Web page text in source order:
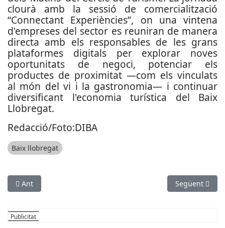
clourà amb la sessió de comercialització
“Connectant Experiències”, on una vintena
d'empreses del sector es reuniran de manera
directa amb els responsables de les grans
plataformes digitals per explorar noves
oportunitats de negoci, potenciar els
productes de proximitat —com els vinculats
al món del vi i la gastronomia— i continuar
diversificant l'economia turística del Baix
Llobregat.
Redacció/Foto:DIBA
Baix llobregat
Article anterior: Esport, cultura i valors: el lleure educatiu
Ant Article
Següent